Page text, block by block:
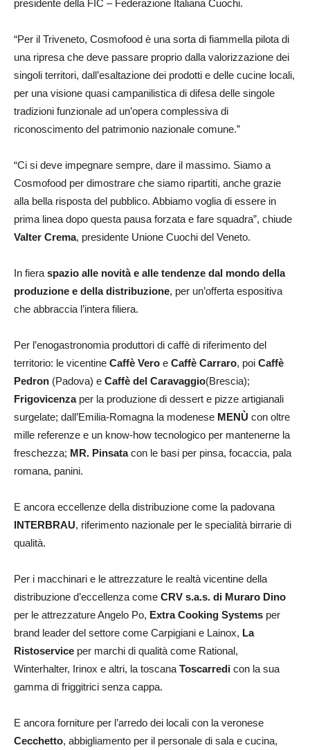
presidente della FIC – Federazione Italiana Cuochi.
“Per il Triveneto, Cosmofood è una sorta di fiammella pilota di
una ripresa che deve passare proprio dalla valorizzazione dei
singoli territori, dall’esaltazione dei prodotti e delle cucine locali,
per una visione quasi campanilistica di difesa delle singole
tradizioni funzionale ad un’opera complessiva di
riconoscimento del patrimonio nazionale comune.”
“Ci si deve impegnare sempre, dare il massimo. Siamo a
Cosmofood per dimostrare che siamo ripartiti, anche grazie
alla bella risposta del pubblico. Abbiamo voglia di essere in
prima linea dopo questa pausa forzata e fare squadra”, chiude
Valter Crema, presidente Unione Cuochi del Veneto.
In fiera spazio alle novità e alle tendenze dal mondo della
produzione e della distribuzione, per un’offerta espositiva
che abbraccia l’intera filiera.
Per l’enogastronomia produttori di caffè di riferimento del
territorio: le vicentine Caffè Vero e Caffè Carraro, poi Caffè
Pedron (Padova) e Caffè del Caravaggio(Brescia);
Frigovicenza per la produzione di dessert e pizze artigianali
surgelate; dall’Emilia-Romagna la modenese MENÙ con oltre
mille referenze e un know-how tecnologico per mantenerne la
freschezza; MR. Pinsatacon le basi per pinsa, focaccia, pala
romana, panini.
E ancora eccellenze della distribuzione come la padovana
INTERBRAU, riferimento nazionale per le specialità birrarie di
qualità.
Per i macchinari e le attrezzature le realtà vicentine della
distribuzione d’eccellenza come CRV s.a.s. di Muraro Dino
per le attrezzature Angelo Po, Extra Cooking Systems per
brand leader del settore come Carpigiani e Lainox, La
Ristoservice per marchi di qualità come Rational,
Winterhalter, Irinox e altri, la toscana Toscarredi con la sua
gamma di friggitrici senza cappa.
E ancora forniture per l’arredo dei locali con la veronese
Cecchetto, abbigliamento per il personale di sala e cucina,